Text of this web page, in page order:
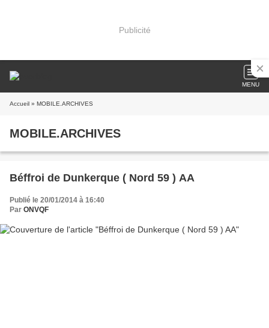
Publicité
MENU
Accueil » MOBILE.ARCHIVES
MOBILE.ARCHIVES
Béffroi de Dunkerque ( Nord 59 ) AA
Publié le 20/01/2014 à 16:40
Par ONVQF